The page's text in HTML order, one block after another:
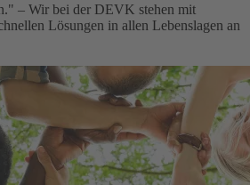
– Wir bei der DEVK stehen mit
Lösungen in allen Lebenslagen an